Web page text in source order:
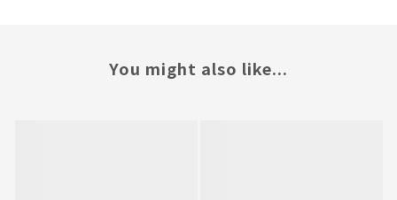
You might also like...